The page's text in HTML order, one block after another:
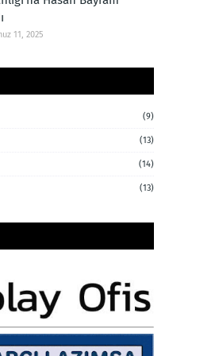
11, 2025
(9)
(13)
(14)
(13)